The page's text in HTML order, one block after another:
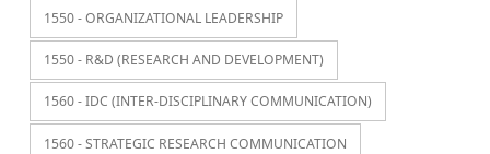
1550 - ORGANIZATIONAL LEADERSHIP
1550 - R&D (RESEARCH AND DEVELOPMENT)
1560 - IDC (INTER-DISCIPLINARY COMMUNICATION)
1560 - STRATEGIC RESEARCH COMMUNICATION